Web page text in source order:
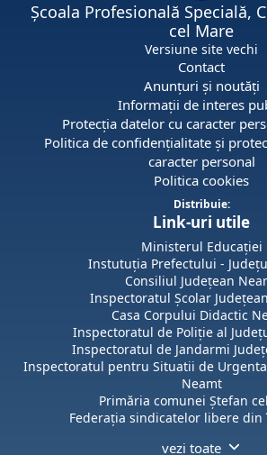
Școala Profesională Specială,
cel Mare
Versiune site vechi
Contact
Anunțuri și noutăți
Informații de interes
Protecția datelor cu caracter
Politica de confidențialitate și
caracter personal
Politica cookies
Distribuie:
Link-uri utile
Ministerul Educației
Instutuția Prefectului -
Consiliul Județean
Inspectoratul Școlar
Casa Corpului Didactic
Inspectoratul de Poliție al
Inspectoratul de Jandarmi
Inspectoratul pentru Situatii de
Neamt
Primăria comunei Ștefan
Federația sindicatelor libere din
vezi toate